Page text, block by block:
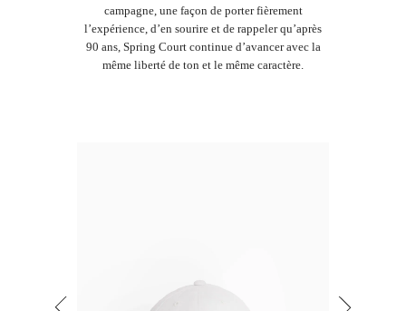
campagne, une façon de porter fièrement
l’expérience, d’en sourire et de rappeler qu’après
90 ans, Spring Court continue d’avancer avec la
même liberté de ton et le même caractère.